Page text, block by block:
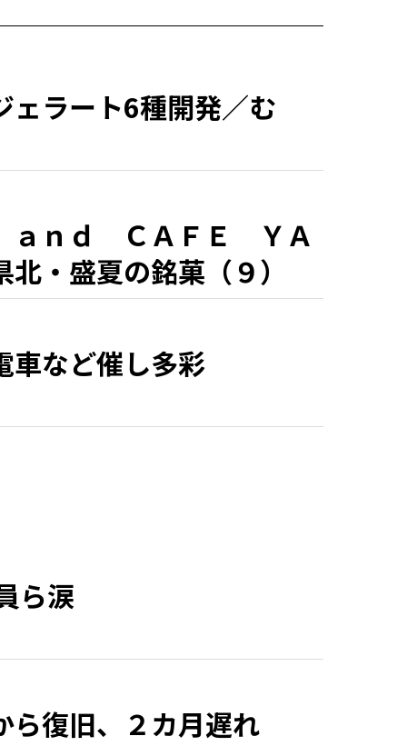
ラート6種開発／む
ａｎｄ ＣＡＦＥ ＹＡ
・盛夏の銘菓（９）
など催し多彩
ら涙
復旧、２カ月遅れ